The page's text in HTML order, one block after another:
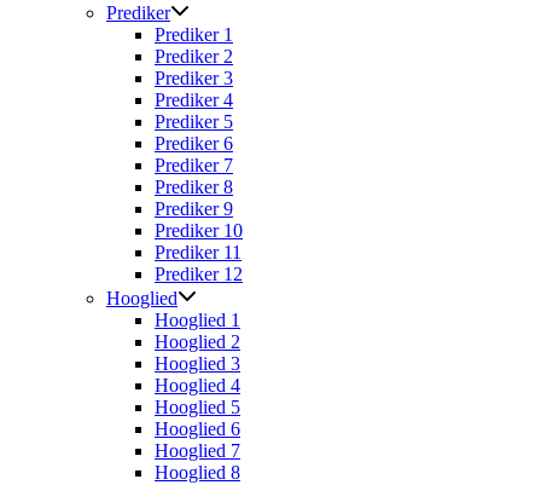
Prediker
Prediker 1
Prediker 2
Prediker 3
Prediker 4
Prediker 5
Prediker 6
Prediker 7
Prediker 8
Prediker 9
Prediker 10
Prediker 11
Prediker 12
Hooglied
Hooglied 1
Hooglied 2
Hooglied 3
Hooglied 4
Hooglied 5
Hooglied 6
Hooglied 7
Hooglied 8